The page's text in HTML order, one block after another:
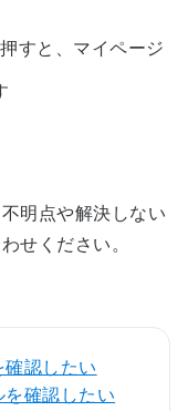
すと、マイページ
明点や解決しない
せください。
確認したい
確認したい